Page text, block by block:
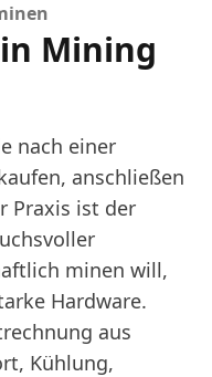
Mining
nach einer
anschließen
Praxis ist der
minen will,
Hardware.
aus
Kühlung,